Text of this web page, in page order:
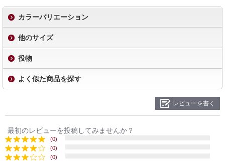
カラーバリエーション
他のサイズ
役物
よく似た商品を探す
レビューを書く
最初のレビューを投稿してみませんか？
(0)
(0)
(0)